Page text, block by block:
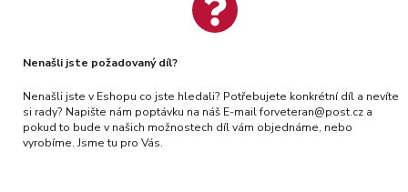
Nenašli jste požadovaný díl?
Nenašli jste v Eshopu co jste hledali? Potřebujete konkrétní díl a nevíte
si rady? Napište nám poptávku na náš E-mail forveteran@post.cz a
pokud to bude v našich možnostech díl vám objednáme, nebo
vyrobíme. Jsme tu pro Vás.